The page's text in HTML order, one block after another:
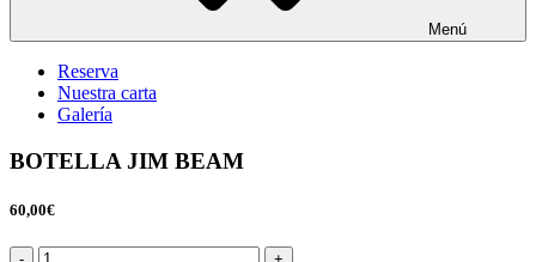
Menú
Reserva
Nuestra carta
Galería
BOTELLA JIM BEAM
60,00€